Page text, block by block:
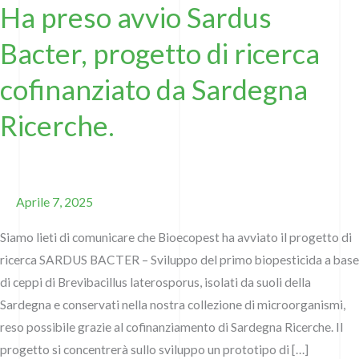
Ha preso avvio Sardus
Bacter, progetto di ricerca
cofinanziato da Sardegna
Ricerche.
Aprile 7, 2025
Siamo lieti di comunicare che Bioecopest ha avviato il progetto di
ricerca SARDUS BACTER – Sviluppo del primo biopesticida a base
di ceppi di Brevibacillus laterosporus, isolati da suoli della
Sardegna e conservati nella nostra collezione di microorganismi,
reso possibile grazie al cofinanziamento di Sardegna Ricerche. Il
progetto si concentrerà sullo sviluppo un prototipo di […]
Ha
preso
avvio
Sardus
Bacter,
progetto
Sardegna
Ricerche.